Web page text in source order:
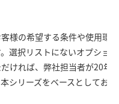
様の希望する条件や使用環
選択リストにないオプショ
ければ、弊社担当者が20年
シリーズをベースとしてお